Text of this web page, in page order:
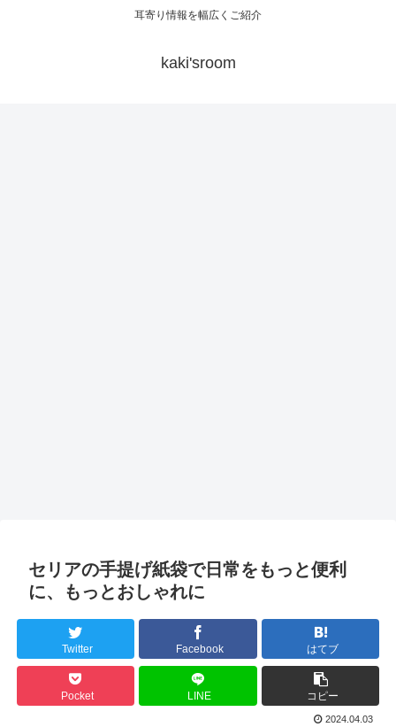
耳寄り情報を幅広くご紹介
kaki'sroom
セリアの手提げ紙袋で日常をもっと便利
に、もっとおしゃれに
Twitter Facebook はてブ
Pocket LINE コピー
2024.04.03